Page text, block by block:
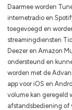
Daarmee worden
internetradio en
toegevoegd en
streamingdiensten
Deezer en Amazon
ondersteund en
worden met de
app voor iOS en
volume kan geregeld
afstandsbediening of